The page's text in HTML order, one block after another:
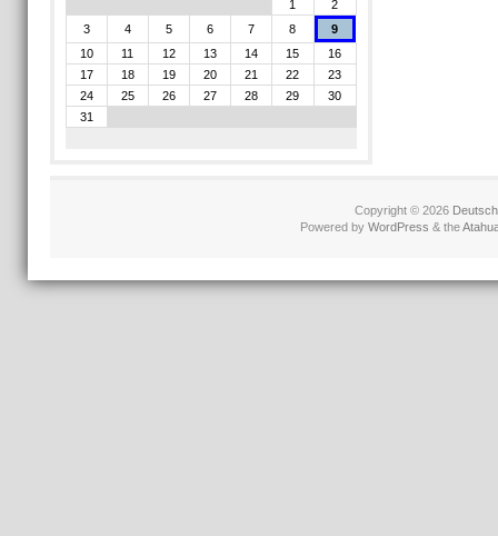
1
2
3
4 5 6 7 8
9
10
11 12 13 14 15
16
17
18 19 20 21 22
23
24
25 26 27 28 29
30
31
Copyright © 2026
Powered by WordPress & the